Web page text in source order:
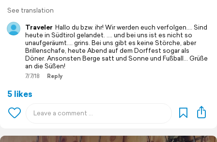
See translation
Traveler Hallo du bzw. ihr! Wir werden euch verfolgen.... Sind
heute in Südtirol gelandet. .... und bei uns ist es nicht so
unaufgeräumt.... grins. Bei uns gibt es keine Störche, aber
Brillenschafe, heute Abend auf dem Dorffest sogar als
Döner. Ansonsten Berge satt und Sonne und Fußball... Grüße
an die Süßen!
7/7/18 Reply
5 likes